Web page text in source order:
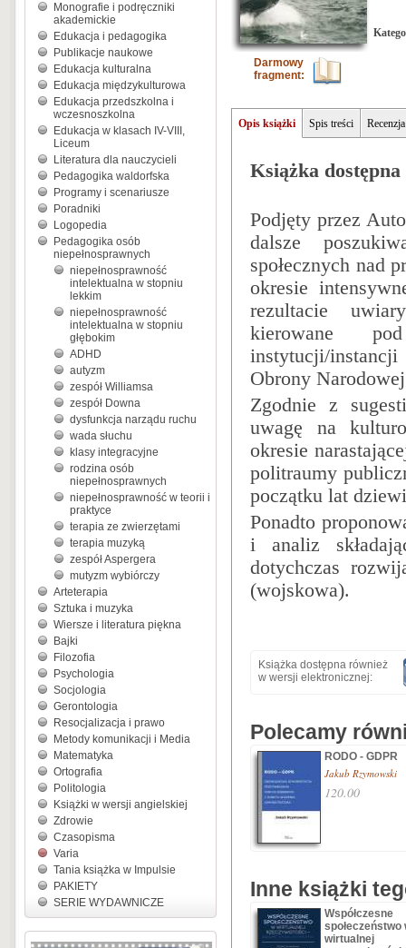
Monografie i podręczniki
akademickie
Edukacja i pedagogika
Publikacje naukowe
Edukacja kulturalna
Edukacja międzykulturowa
Edukacja przedszkolna i
wczesnoszkolna
Edukacja w klasach IV-VIII,
Liceum
Literatura dla nauczycieli
Pedagogika waldorfska
Programy i scenariusze
Poradniki
Logopedia
Pedagogika osób
niepełnosprawnych
niepełnosprawność
intelektualna w stopniu
lekkim
niepełnosprawność
intelektualna w stopniu
głębokim
ADHD
autyzm
zespół Williamsa
zespół Downa
dysfunkcja narządu ruchu
wada słuchu
klasy integracyjne
rodzina osób
niepełnosprawnych
niepełnosprawność w teorii i
praktyce
terapia ze zwierzętami
terapia muzyką
zespół Aspergera
mutyzm wybiórczy
Arteterapia
Sztuka i muzyka
Wiersze i literatura piękna
Bajki
Filozofia
Psychologia
Socjologia
Gerontologia
Resocjalizacja i prawo
Metody komunikacji i Media
Matematyka
Ortografia
Politologia
Książki w wersji angielskiej
Zdrowie
Czasopisma
Varia
Tania książka w Impulsie
PAKIETY
SERIE WYDAWNICZE
Darmowy
fragment:
Opis książki Spis treści Recenzja
Książka
Podjęty przez
dalsze
społecznych nad
okresie
rezultacie
kierowane
instytucji/instancji
Obrony
Zgodnie z
uwagę na
okresie
politraumy
początku lat
Ponadto
i analiz
dotychczas
(wojskowa).
Książka dostępna również
w wersji elektronicznej:
Polecamy
RODO - GDPR
Jakub Rzymowski
120.00
Inne książki
Współczesne
społeczeństwo
wirtualnej